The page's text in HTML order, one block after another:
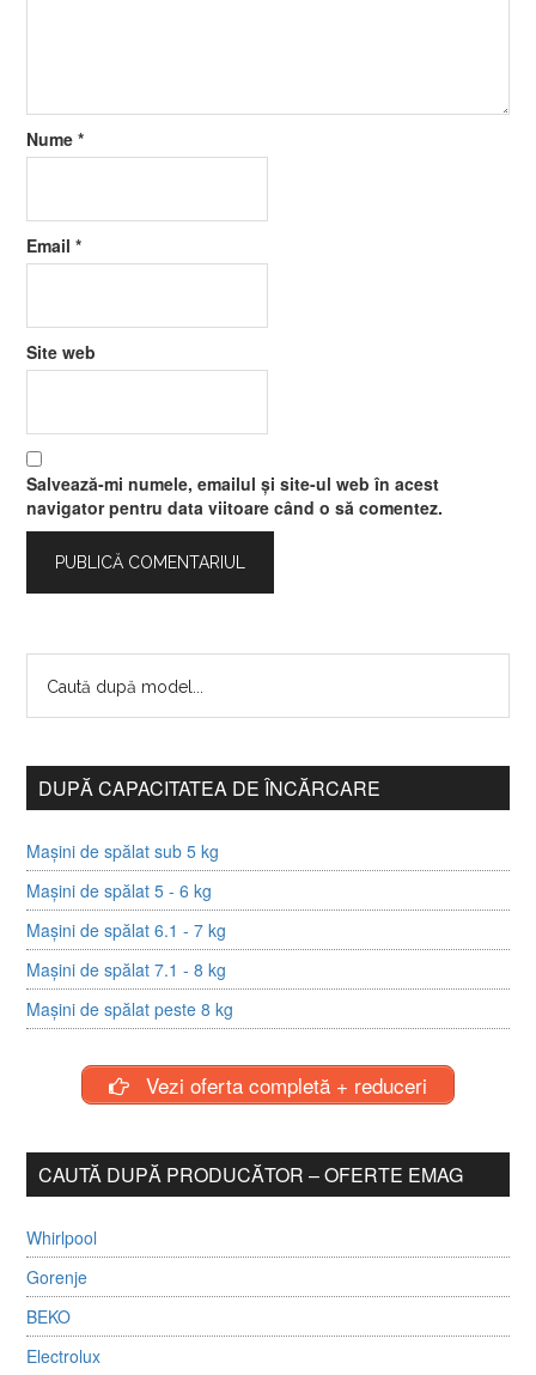
Nume*
Email*
Site web
Salvează-mi numele, emailul și site-ul web în acest
navigator pentru data viitoare când o să comentez.
DUPĂ CAPACITATEA DE ÎNCĂRCARE
Mașini de spălat sub 5 kg
Mașini de spălat 5 - 6 kg
Mașini de spălat 6.1 - 7 kg
Mașini de spălat 7.1 - 8 kg
Mașini de spălat peste 8 kg
Vezi oferta completă + reduceri
CAUTĂ DUPĂ PRODUCĂTOR – OFERTE EMAG
Whirlpool
Gorenje
BEKO
Electrolux